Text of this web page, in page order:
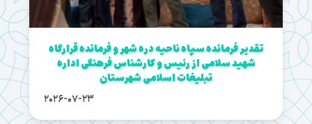
تقدیر فرمانده سپاه ناحیه دره شهر و فرمانده قرارگاه
شهید سلامی از رئیس و کارشناس فرهنگی اداره
تبلیغات اسلامی شهرستان
2026-07-23